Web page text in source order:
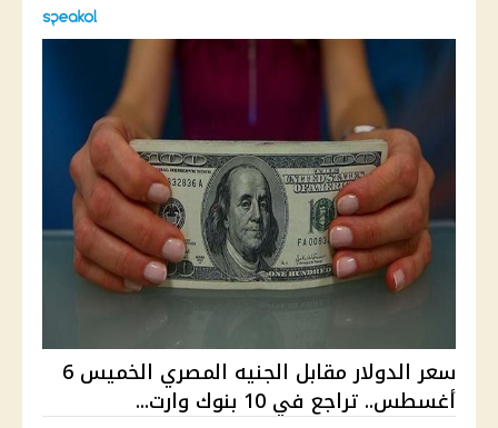
سعر الدولار مقابل الجنيه المصري الخميس 6
أغسطس.. تراجع في 10 بنوك وارت...